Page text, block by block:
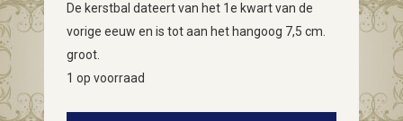
De kerstbal dateert van het 1e kwart van de
vorige eeuw en is tot aan het hangoog 7,5 cm.
groot.
1 op voorraad